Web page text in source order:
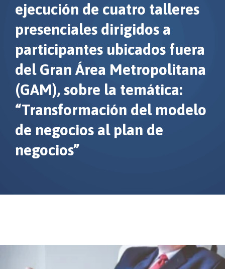
ejecución de cuatro talleres
presenciales dirigidos a
participantes ubicados fuera
del Gran Área Metropolitana
(GAM), sobre la temática:
“Transformación del modelo
de negocios al plan de
negocios”